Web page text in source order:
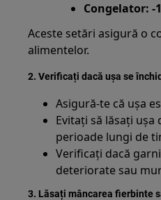
Congelator: -
Aceste setări asigură o
alimentelor.
2. Verificați dacă ușa se
Asigură-te că ușa
Evitați să lăsați ușa
perioade lungi de
Verificați dacă
deteriorate sau
3. Lăsați mâncarea fierbinte